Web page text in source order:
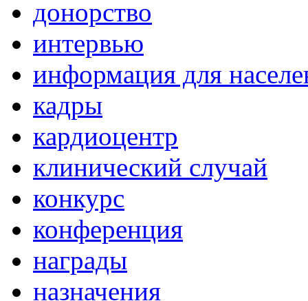
донорство
интервью
информация для
кадры
кардиоцентр
клинический случай
конкурс
конференция
награды
назначения